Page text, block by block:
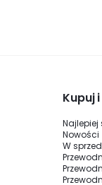
Kupuj
Nowości
W